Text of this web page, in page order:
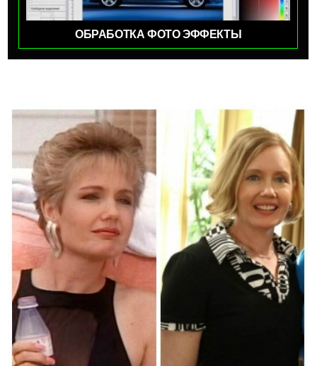
ОБРАБОТКА ФОТО ЭФФЕКТЫ